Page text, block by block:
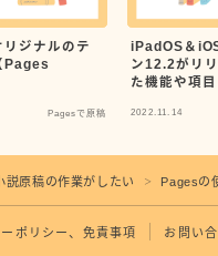
リジナルのテ
Pages
Pagesで原稿
iPadOS＆
ン12.2がリ
た機能や項
2022.11.14
説原稿の作業がしたい ＞ Pagesの
ポリシー、免責事項 お問い